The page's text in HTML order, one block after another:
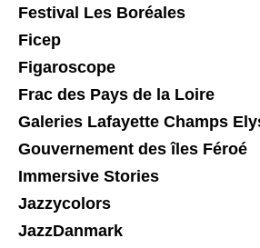
Festival Les Boréales
Ficep
Figaroscope
Frac des Pays de la Loire
Galeries Lafayette Champs
Gouvernement des îles Féroé
Immersive Stories
Jazzycolors
JazzDanmark